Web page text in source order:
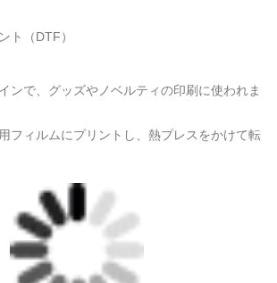
ト（DTF）
ンで、グッズやノベルティの印刷に使われま
フィルムにプリントし、熱プレスをかけて転